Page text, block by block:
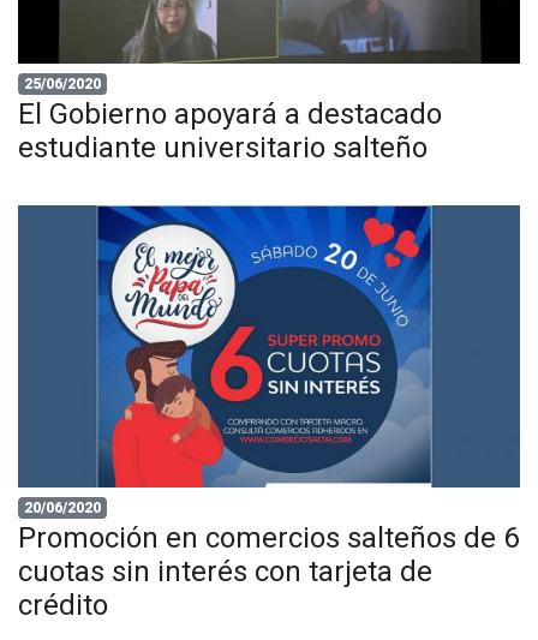
25/06/2020
El Gobierno apoyará a destacado
estudiante universitario salteño
20/06/2020
Promoción en comercios salteños de 6
cuotas sin interés con tarjeta de
crédito